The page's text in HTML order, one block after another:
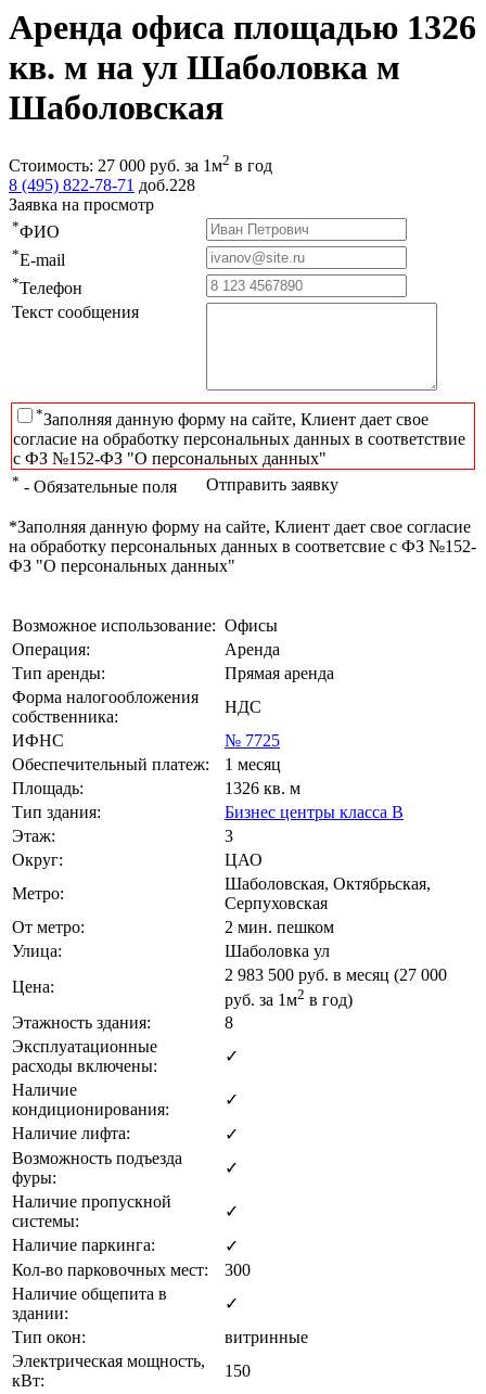
Аренда офиса площадью 1326
кв. м на ул Шаболовка м
Шаболовская
Стоимость: 27 000 руб. за 1м2 в год
8 (495) 822-78-71 доб.228
Заявка на просмотр
*ФИО
*E-mail
*Телефон
Текст сообщения
*Заполняя данную форму на сайте, Клиент дает свое
согласие на обработку персональных данных в соответствие
с ФЗ №152-ФЗ "О персональных данных"
* - Обязательные поля Отправить заявку
*Заполняя данную форму на сайте, Клиент дает свое согласие
на обработку персональных данных в соответсвие с ФЗ №152-
ФЗ "О персональных данных"
Возможное использование: Офисы
Операция:
Аренда
Тип аренды:
Прямая аренда
Форма налогообложения
собственника:
НДС
ИФНС
№ 7725
Обеспечительный платеж:
1 месяц
Площадь:
1326 кв. м
Тип здания:
Бизнес центры класса B
Этаж:
3
Округ:
ЦАО
Метро:
Шаболовская, Октябрьская,
Серпуховская
От метро:
2 мин. пешком
Улица:
Шаболовка ул
Цена:
2 983 500 руб. в месяц (27 000
руб. за 1м2 в год)
Этажность здания:
8
Эксплуатационные
расходы включены:
✓
Наличие
кондиционирования:
✓
Наличие лифта:
✓
Возможность подъезда
фуры:
✓
Наличие пропускной
системы:
✓
Наличие паркинга:
✓
Кол-во парковочных мест:
300
Наличие общепита в
здании:
✓
Тип окон:
витринные
Электрическая мощность,
кВт:
150